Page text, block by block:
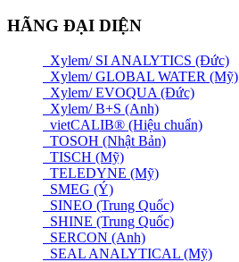
HÃNG ĐẠI DIỆN
Xylem/ SI ANALYTICS (Đức)
Xylem/ GLOBAL WATER (Mỹ)
Xylem/ EVOQUA (Đức)
Xylem/ B+S (Anh)
vietCALIB® (Hiệu chuẩn)
TOSOH (Nhật Bản)
TISCH (Mỹ)
TELEDYNE (Mỹ)
SMEG (Ý)
SINEO (Trung Quốc)
SHINE (Trung Quốc)
SERCON (Anh)
SEAL ANALYTICAL (Mỹ)